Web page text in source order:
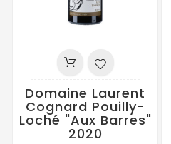
Domaine Laurent
Cognard Pouilly-
Loché "Aux Barres"
2020